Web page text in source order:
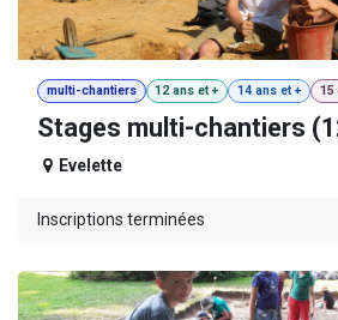
multi-chantiers 12 ans et + 14 ans et + 15
Stages multi-chantiers
Evelette
Inscriptions terminées